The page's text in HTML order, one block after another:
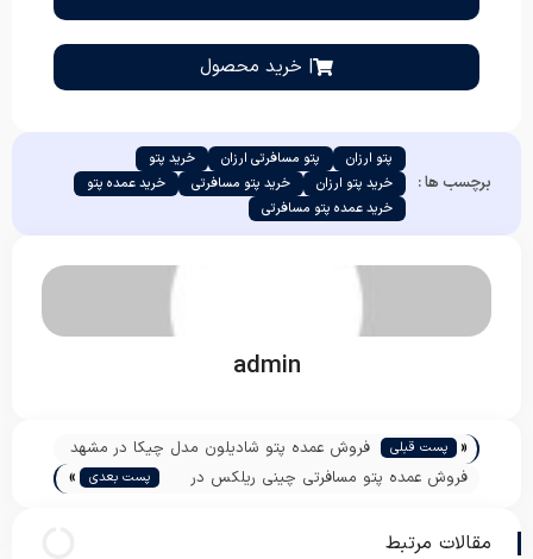
| خرید محصول
برچسب ها :
پتو ارزان پتو مسافرتی ارزان
خرید پتو
خرید پتو ارزان
خرید پتو مسافرتی
خرید عمده پتو
خرید عمده پتو مسافرتی
admin
« پست قبلی
فروش عمده پتو شادیلون مدل چیکا در مشهد
فروش عمده پتو مسافرتی چینی ریلکس در
پست بعدی »
مقالات مرتبط